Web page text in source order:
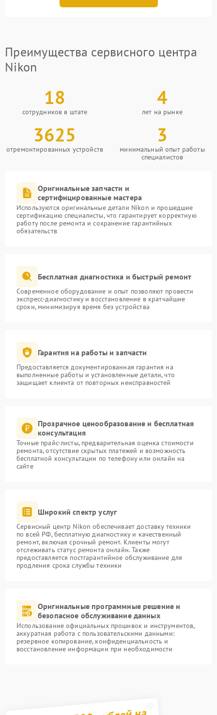
Преимущества сервисного центра
Nikon
18
сотрудников в штате
4
лет на рынке
3625
отремонтированных устройств
3
минимальный опыт работы
специалистов
Оригинальные запчасти и
сертифицированные мастера
Используются оригинальные детали Nikon и прошедшие
сертификацию специалисты, что гарантирует корректную
работу после ремонта и сохранение гарантийных
обязательств
Бесплатная диагностика и быстрый ремонт
Современное оборудование и опыт позволяют провести
экспресс-диагностику и восстановление в кратчайшие
сроки, минимизируя время без устройства
Гарантия на работы и запчасти
Предоставляется документированная гарантия на
выполненные работы и установленные детали, что
защищает клиента от повторных неисправностей
Прозрачное ценообразование и бесплатная
консультация
Точные прайс-листы, предварительная оценка стоимости
ремонта, отсутствие скрытых платежей и возможность
бесплатной консультации по телефону или онлайн на
сайте
Широкий спектр услуг
Сервисный центр Nikon обеспечивает доставку техники
по всей РФ, бесплатную диагностику и качественный
ремонт, включая срочный ремонт. Клиенты могут
отслеживать статус ремонта онлайн. Также
предоставляется постгарантийное обслуживание для
продления срока службы техники
Оригинальные программные решение и
безопасное обслуживание данных
Использование официальных прошивок и инструментов,
аккуратная работа с пользовательскими данными:
резервное копирование, конфиденциальность и
восстановление информации при необходимости